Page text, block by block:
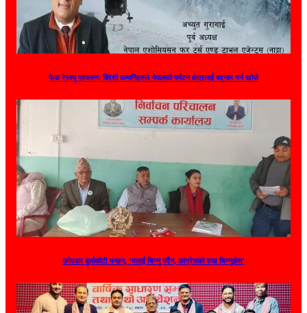
फेक रेस्क्यु प्रकरणः बिदेशी कम्पनिहरुले नेपालको पर्यटन क्षेत्रलाई बदनाम गर्न खोजे
उमेदवार बुर्लाकोटी भन्छन्, ‘मलाई चिन्नु पर्दैन, कांग्रेसको रुख चिन्नुहोस्’